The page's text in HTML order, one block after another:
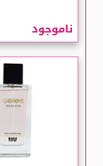
Gereys
ناموجود